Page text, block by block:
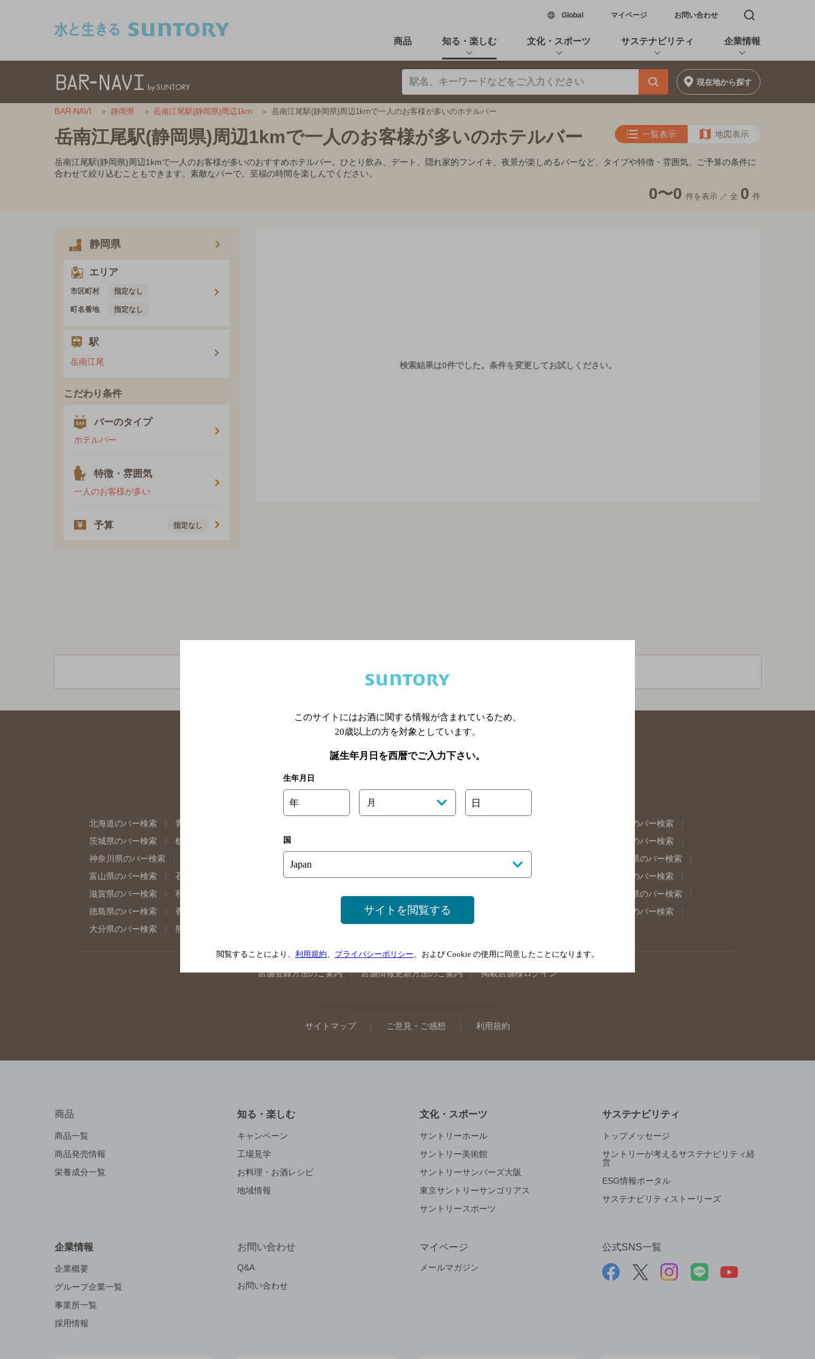
Global新しいウィンドウで開く
マイページ お問い合わせ 検索窓を開く
商品 知る・楽しむ 文化・スポーツ サステナビリティ 企業情報
現在地から探す
BAR-NAVI 静岡県 岳南江尾駅(静岡県)周辺1km 岳南江尾駅(静岡県)周辺1kmで一人のお客様が多いのホテルバー
岳南江尾駅(静岡県)周辺1kmで一人のお客様が多いのホテルバー 一覧表示 地図表示
岳南江尾駅(静岡県)周辺1kmで一人のお客様が多いのおすすめホテルバー。ひとり飲み、デート、隠れ家的フンイキ、夜景が楽しめるバーなど、タイプや特徴・雰囲気、ご予算の条件に
合わせて絞り込むこともできます。素敵なバーで、至福の時間を楽しんでください。
0〜0 件を表示 ／ 全 0 件
静岡県
エリア
市区町村 指定なし
町名番地 指定なし
駅
岳南江尾
こだわり条件
バーのタイプ
ホテルバー
特徴・雰囲気
一人のお客様が多い
予算 指定なし
検索結果は0件でした。 条件を変更してお試しください。
関連ページ
北海道のバー検索 青森県のバー検索
福島県のバー検索
茨城県のバー検索
栃木県のバー検索 群馬県のバー検索
東京都のバー検索
神奈川県のバー検索
埼玉県のバー検索
岐阜県のバー検索
富山県のバー検索
石川県のバー検索 福井県のバー検索 大阪府のバー検索 京都府のバー検索 兵庫県のバー検索
奈良県のバー検索
滋賀県のバー検索
和歌山県のバー検索 岡山県のバー検索 山口県のバー検索
島根県のバー検索
徳島県のバー検索
香川県のバー検索 高知県のバー検索 福岡県のバー検索
佐賀県のバー検索
大分県のバー検索
熊本県のバー検索
店舗登録方法のご案内 店舗情報更新方法のご案内 掲載店舗様ログイン
サイトマップ ご意見・ご感想 利用規約
商品
商品一覧
商品発売情報
栄養成分一覧
知る・楽しむ
キャンペーン
工場見学
お料理・お酒レシピ
地域情報
文化・スポーツ
サントリーホール
サントリー美術館
サントリーサンバーズ大阪
東京サントリーサンゴリアス
サントリースポーツ
サステナビリティ
トップメッセージ
サントリーが考えるサステナビリティ経
営
ESG情報ポータル
サステナビリティストーリーズ
企業情報
企業概要
グループ企業一覧
事業所一覧
採用情報
お問い合わせ
Q&A
お問い合わせ
マイページ
メールマガジン
公式SNS一覧
このサイトにはお酒に関する情報が含まれているため、
20歳以上の方を対象としています。
誕生年月日を西暦でご入力下さい。
生年月日
年 月 日
国
サイトを閲覧する
閲覧することにより、 利用規約、 プライバシーポリシー、および Cookie の使用に同意したことになります。